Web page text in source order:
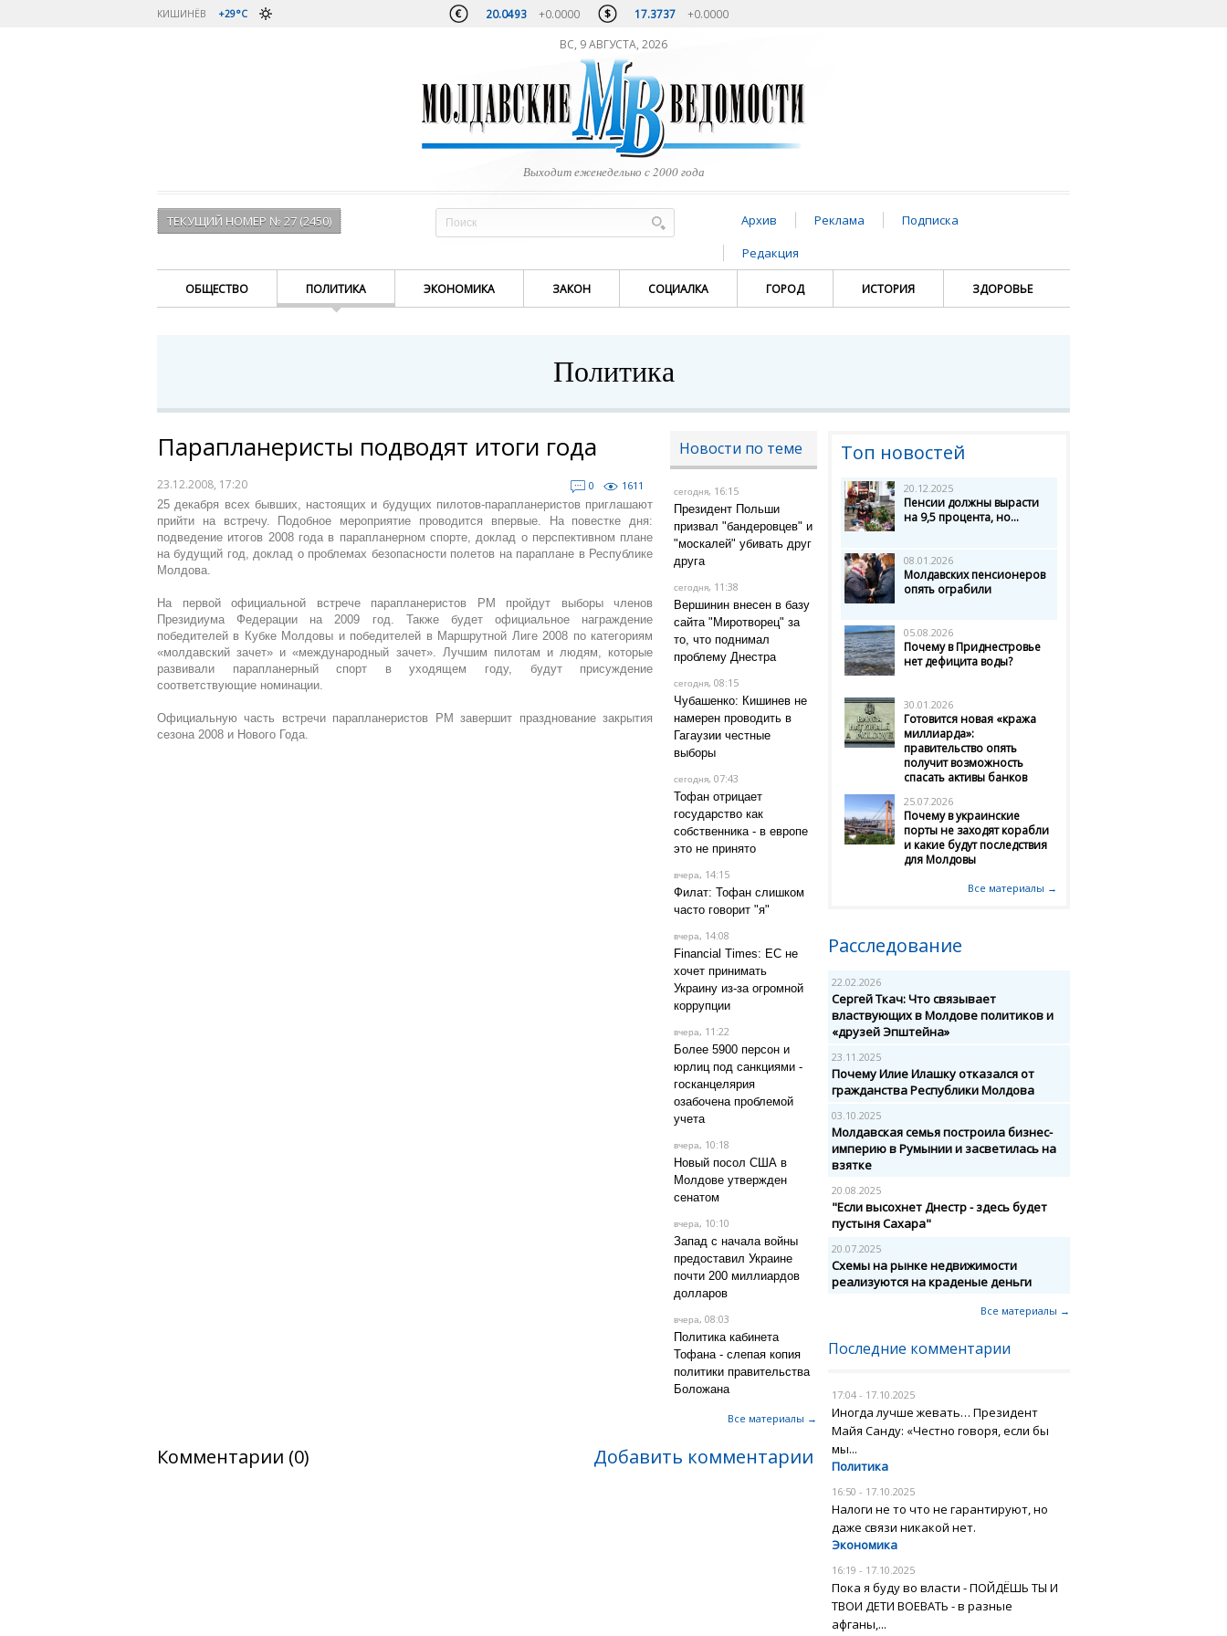
КИШИНЁВ +29°C 20.0493 +0.0000 17.3737 +0.0000
ВС, 9 АВГУСТА, 2026
Выходит еженедельно с 2000 года
ТЕКУЩИЙ НОМЕР № 27 (2450) Архив Реклама
Подписка
Редакция
ОБЩЕСТВО ПОЛИТИКА ЭКОНОМИКА ЗАКОН СОЦИАЛКА ГОРОД ИСТОРИЯ ЗДОРОВЬЕ
Политика
Парапланеристы подводят итоги года
23.12.2008, 17:20 0
1611
25 декабря всех бывших, настоящих и будущих пилотов-парапланеристов приглашают
прийти на встречу. Подобное мероприятие проводится впервые. На повестке дня:
подведение итогов 2008 года в парапланерном спорте, доклад о перспективном плане
на будущий год, доклад о проблемах безопасности полетов на параплане в Республике
Молдова.
На первой официальной встрече парапланеристов РМ пройдут выборы членов
Президиума Федерации на 2009 год. Также будет официальное награждение
победителей в Кубке Молдовы и победителей в Маршрутной Лиге 2008 по категориям
«молдавский зачет» и «международный зачет». Лучшим пилотам и людям, которые
развивали парапланерный спорт в уходящем году, будут присуждение
соответствующие номинации.
Официальную часть встречи парапланеристов РМ завершит празднование закрытия
сезона 2008 и Нового Года.
Новости по теме
сегодня, 16:15
Президент Польши
призвал "бандеровцев" и
"москалей" убивать друг
друга
сегодня, 11:38
Вершинин внесен в базу
сайта "Миротворец" за
то, что поднимал
проблему Днестра
сегодня, 08:15
Чубашенко: Кишинев не
намерен проводить в
Гагаузии честные
выборы
сегодня, 07:43
Тофан отрицает
государство как
собственника - в европе
это не принято
вчера, 14:15
Филат: Тофан слишком
часто говорит "я"
вчера, 14:08
Financial Times: ЕС не
хочет принимать
Украину из-за огромной
коррупции
вчера, 11:22
Более 5900 персон и
юрлиц под санкциями -
госканцелярия
озабочена проблемой
учета
вчера, 10:18
Новый посол США в
Молдове утвержден
сенатом
вчера, 10:10
Запад с начала войны
предоставил Украине
почти 200 миллиардов
долларов
вчера, 08:03
Политика кабинета
Тофана - слепая копия
политики правительства
Боложана
Все материалы →
Комментарии (0) Добавить комментарии
Топ новостей
20.12.2025
Пенсии должны вырасти
на 9,5 процента, но...
08.01.2026
Молдавских пенсионеров
опять ограбили
05.08.2026
Почему в Приднестровье
нет дефицита воды?
30.01.2026
Готовится новая «кража
миллиарда»:
правительство опять
получит возможность
спасать активы банков
25.07.2026
Почему в украинские
порты не заходят корабли
и какие будут последствия
для Молдовы
Все материалы →
Расследование
22.02.2026
Сергей Ткач: Что связывает
властвующих в Молдове политиков и
«друзей Эпштейна»
23.11.2025
Почему Илие Илашку отказался от
гражданства Республики Молдова
03.10.2025
Молдавская семья построила бизнес-
империю в Румынии и засветилась на
взятке
20.08.2025
"Если высохнет Днестр - здесь будет
пустыня Сахара"
20.07.2025
Схемы на рынке недвижимости
реализуются на краденые деньги
Все материалы →
Последние комментарии
17:04 - 17.10.2025
Иногда лучше жевать… Президент
Майя Санду: «Честно говоря, если бы
мы...
Политика
16:50 - 17.10.2025
Налоги не то что не гарантируют, но
даже связи никакой нет.
Экономика
16:19 - 17.10.2025
Пока я буду во власти - ПОЙДЁШЬ ТЫ И
ТВОИ ДЕТИ ВОЕВАТЬ - в разные
афганы,...